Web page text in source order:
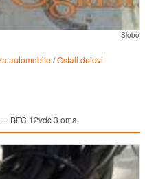
Slobo
automobile/Ostali delovi
. BFC 12vdc 3 oma